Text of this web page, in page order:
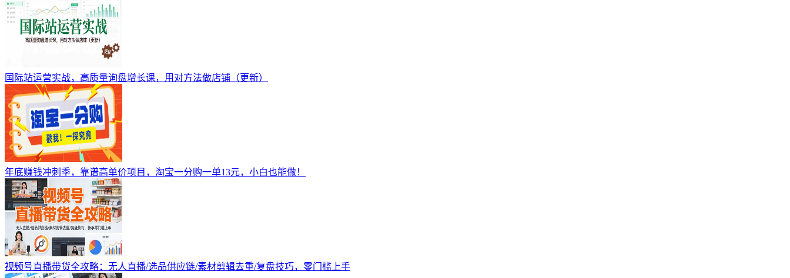
国际站运营实战，高质量询盘增长课，用对方法做店铺（更新）
年底赚钱冲刺季，靠谱高单价项目，淘宝一分购一单13元，小白也能做！
视频号直播带货全攻略：无人直播/选品供应链/素材剪辑去重/复盘技巧，零门槛上手